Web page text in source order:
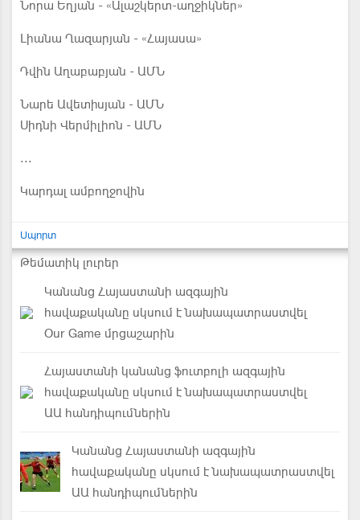
Նորա Եղյան - «Ալաշկերտ-աղջիկներ»
Լիանա Ղազարյան - «Հայասա»
Դվին Աղաբաբյան - ԱՄՆ
Նարե Ավետիսյան - ԱՄՆ
Սիդնի Վերմիլիոն - ԱՄՆ
...
Կարդալ ամբողջովին
Սպորտ
Թեմատիկ լուրեր
Կանանց Հայաստանի ազգային
հավաքականը սկսում է նախապատրաստվել
Our Game մրցաշարին
Հայաստանի կանանց ֆուտբոլի ազգային
հավաքականը սկսում է նախապատրաստվել
ԱԱ հանդիպումներին
Կանանց Հայաստանի ազգային
հավաքականը սկսում է նախապատրաստվել
ԱԱ հանդիպումներին